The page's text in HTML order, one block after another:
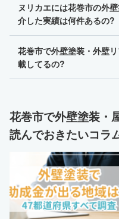
ヌリカエには花巻市の外
介した実績は何件あるの?
花巻市で外壁塗装・外壁
載してるの?
花巻市で外壁塗装・
読んでおきたいコラ